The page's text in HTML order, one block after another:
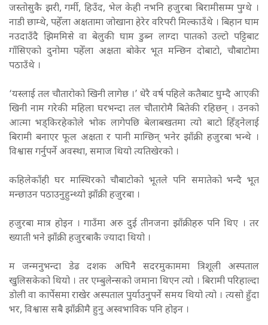
जस्तोसुकै झरी, गर्मी, हिउँद, भेल केही नभनि हजुरबा बिरामीसम्म पुग्थे ।
नाडी छाम्थे, पहेँला अक्षतामा जोखाना हेरेर वरिपरी मिल्काउँथे । बिहान घाम
नउदाउँदै झिममिसे वा बेलुकी घाम डुब्न लाग्दा पातको उल्टो पट्टिबाट
गाँसिएको दुनोमा पहेँला अक्षता बोकेर भूत मन्छिन दोबाटो, चौबाटोमा
पठाउँथे ।
‘यस्लाई तल चौतारोको खिनी लागेछ ।’ धेरै वर्ष पहिले कतैबाट घुम्दै आएकी
खिनी नाम गरेकी महिला घरभन्दा तल चौतारोमै बितेकी रहिछन् । उनको
आत्मा भड्किरहेकोले भोक लागेपछि बेलाबखतमा त्यो बाटो हिँड्नेलाई
बिरामी बनाएर फूल अक्षता र पानी माग्छिन् भनेर झाँक्री हजुरबा भन्थे ।
विश्वास गर्नुपर्ने अवस्था, समाज थियो त्यतिखेरको ।
कहिलेकाँही घर मास्थिरको चौबाटोको भूतले पनि समातेको भन्दै भूत
मन्छाउन पठाउनुहुन्थ्यो झाँक्री हजुरबा ।
हजुरबा मात्र होइन । गाउँमा अरु दुई तीनजना झाँक्रीहरु पनि थिए । तर
ख्याती भने झाँक्री हजुरबाकै ज्यादा थियो ।
म जन्मनुभन्दा डेढ दशक अघिनै सदरमुकाममा त्रिशूली अस्पताल
खुलिसकेको थियो । तर एम्बुलेन्सको जमाना थिएन त्यो । बिरामी परिहाल्दा
डोली वा कार्पेसमा राखेर अस्पताल पुर्याउनुपर्ने समय थियो त्यो । त्यसो हुँदा
भर, विश्वास सबै झाँक्रीमै हुनु अस्वभाविक पनि होइन ।